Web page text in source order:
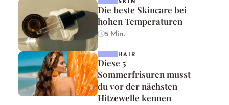
SKIN
Die beste Skincare bei
hohen Temperaturen
5 Min.
HAIR
Diese 5
Sommerfrisuren musst
du vor der nächsten
Hitzewelle kennen